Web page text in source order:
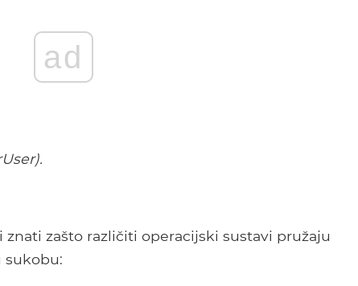
ad
zašto različiti operacijski sustavi pružaju
sukobu: